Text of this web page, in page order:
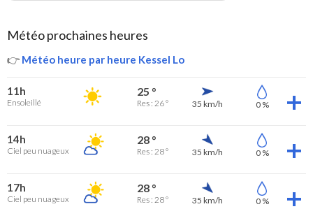
Météo prochaines heures
👉 Météo heure par heure Kessel Lo
11h
Ensoleillé
25 °
Res : 26 ° 35 km/h 0 %
14h
Ciel peu nuageux
28 °
Res : 28 ° 35 km/h 0 %
17h
Ciel peu nuageux
28 °
Res : 28 ° 35 km/h 0 %